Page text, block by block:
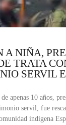
A NIÑA,
TRATA
SERVIL
apenas 10 años,
servil, fue
indígena